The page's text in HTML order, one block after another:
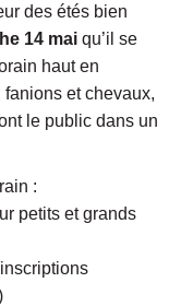
des étés bien
14 mai qu’il se
haut en
et chevaux,
le public dans un
:
petits et grands